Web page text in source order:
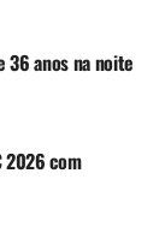
36 anos na noite
2026 com